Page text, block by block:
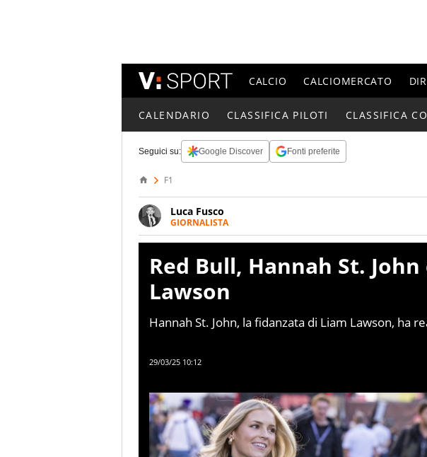
CALCIO CALCIOMERCATO
CALENDARIO CLASSIFICA PILOTI CLASSIFICA
Seguici su: Google Discover Fonti preferite
F1
Luca Fusco
GIORNALISTA
Giornalista multimediale. Quando si accendono i
Red Bull, Hannah St.
Lawson
Hannah St. John, la fidanzata di Liam Lawson, ha
29/03/25 10:12